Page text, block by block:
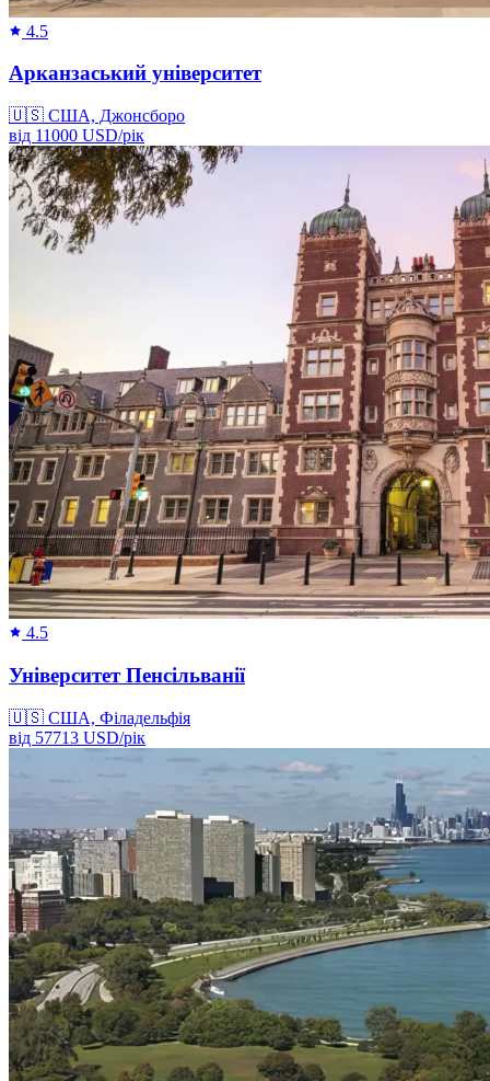
4.5
Арканзаський університет
🇺🇸 США, Джонсборо
від 11000 USD/рік
4.5
Університет Пенсільванії
🇺🇸 США, Філадельфія
від 57713 USD/рік